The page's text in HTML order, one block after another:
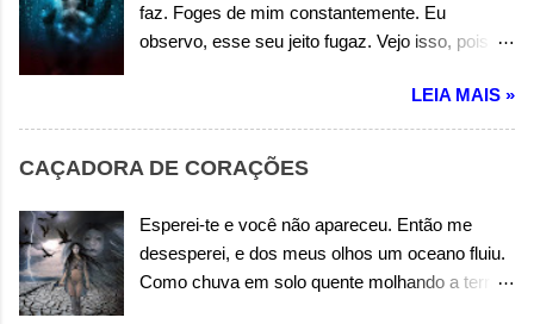
faz. Foges de mim constantemente. Eu
observo, esse seu jeito fugaz. Vejo isso, pois
Mesmo quando você chora. As verdades não
saem, e você foge de mim. Você foge de mim.
Você foge de mim. Eu queria que me contasse
e abrisse seu coração, enfim. E somente a
de mim. Você foge de mim. Você foge de mim.
Você foge de mim. Você foge de mim. Autor:
Wandermilton Souza Corrêa
LEIA MAIS »
CAÇADORA DE CORAÇÕES
Esperei-te e você não apareceu. Então me
desesperei, e dos meus olhos um oceano fluiu.
Como chuva em solo quente molhando a terra